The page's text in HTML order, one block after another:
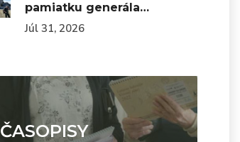
pamiatku generála…
Júl 31, 2026
ČASOPISY